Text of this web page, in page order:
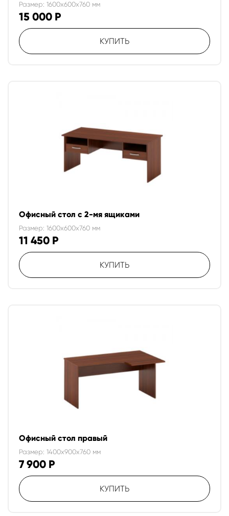
Размер: 1600x600x760 мм
15 000 Р
КУПИТЬ
Офисный стол с 2-мя ящиками
Размер: 1600x600x760 мм
11 450 Р
КУПИТЬ
Офисный стол правый
Размер: 1400x900x760 мм
7 900 Р
КУПИТЬ